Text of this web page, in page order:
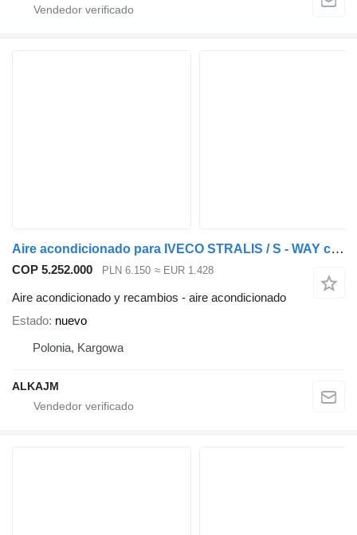
Aire acondicionado para IVECO STRALIS / S - WAY cabeza tractora
COP 5.252.000 PLN 6.150 ≈ EUR 1.428
Aire acondicionado y recambios - aire acondicionado
Estado nuevo
Polonia, Kargowa
ALKAJM